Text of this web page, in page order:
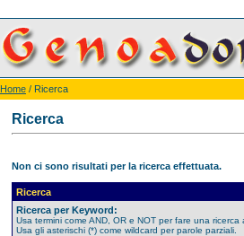
Home / Ricerca
Ricerca
Non ci sono risultati per la ricerca effettuata.
Ricerca
Ricerca per Keyword:
Usa termini come AND, OR e NOT per fare una ricerca
Usa gli asterischi (*) come wildcard per parole parziali.